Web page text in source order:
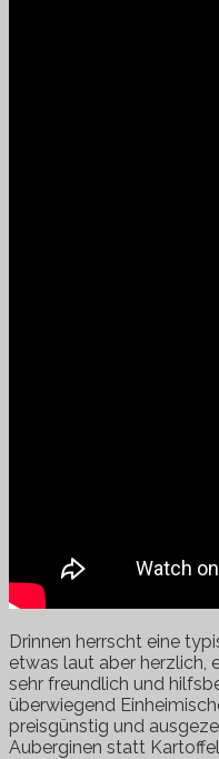
Drinnen herrscht eine
etwas laut aber herzlich,
sehr freundlich und
überwiegend
preisgünstig und
Auberginen statt